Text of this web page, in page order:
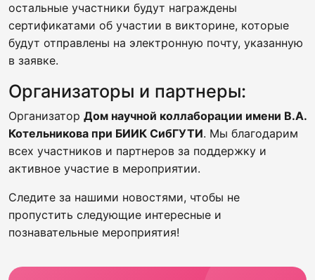
остальные участники будут награждены
сертификатами об участии в викторине, которые
будут отправлены на электронную почту, указанную
в заявке.
Организаторы и партнеры:
Организатор Дом научной коллаборации имени В.А.
Котельникова при БИИК СибГУТИ. Мы благодарим
всех участников и партнеров за поддержку и
активное участие в мероприятии.
Следите за нашими новостями, чтобы не
пропустить следующие интересные и
познавательные мероприятия!